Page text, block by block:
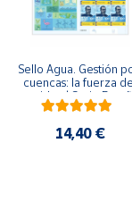
Sello Agua. Gestión
cuencas: la fuerza de
una idea.| Serie España
ES| Pliego Premium
14,40 €